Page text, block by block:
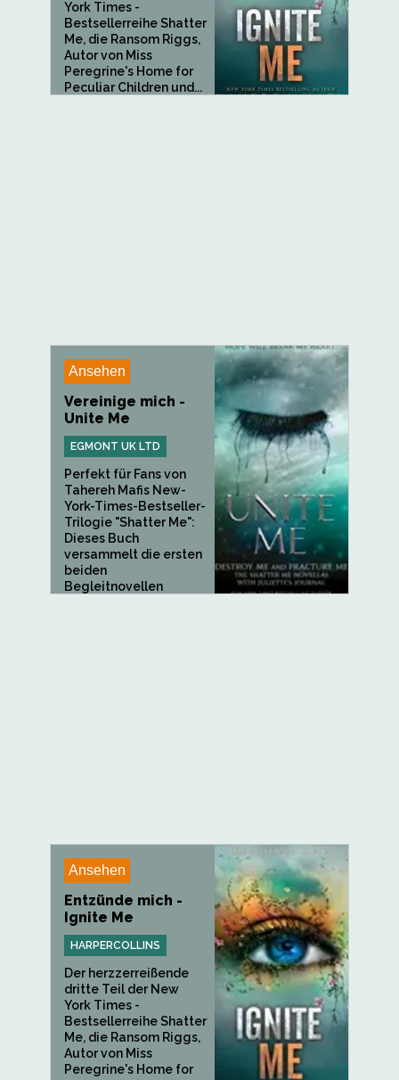
York Times -
Bestsellerreihe Shatter
Me, die Ransom Riggs,
Autor von Miss
Peregrine's Home for
Peculiar Children und...
Ansehen
Vereinige mich -
Unite Me
EGMONT UK LTD
Perfekt für Fans von
Tahereh Mafis New-
York-Times-Bestseller-
Trilogie "Shatter Me":
Dieses Buch
versammelt die ersten
beiden
Begleitnovellen
Ansehen
Entzünde mich -
Ignite Me
HARPERCOLLINS
Der herzzerreißende
dritte Teil der New
York Times -
Bestsellerreihe Shatter
Me, die Ransom Riggs,
Autor von Miss
Peregrine's Home for